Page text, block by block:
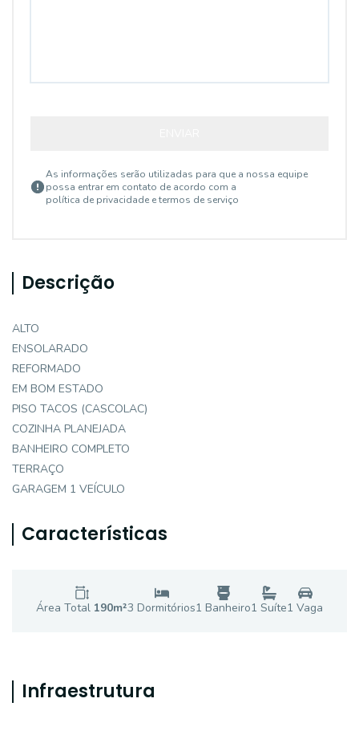
As informações serão utilizadas para que a nossa equipe
possa entrar em contato de acordo com a
política de privacidade e termos de serviço
Descrição
ALTO
ENSOLARADO
REFORMADO
EM BOM ESTADO
PISO TACOS (CASCOLAC)
COZINHA PLANEJADA
BANHEIRO COMPLETO
TERRAÇO
GARAGEM 1 VEÍCULO
Características
Área Total 190m²3 Dormitórios1 Banheiro1 Suíte1 Vaga
Infraestrutura